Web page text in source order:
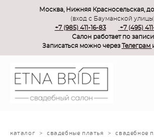
Москва, Нижняя Красносельская,
(вход с Бауманской
+7 (985) 411-16-83
+7 (495)
Салон работает по записи
Записаться можно через Телеграм
каталог > свадебные платья > свадебное